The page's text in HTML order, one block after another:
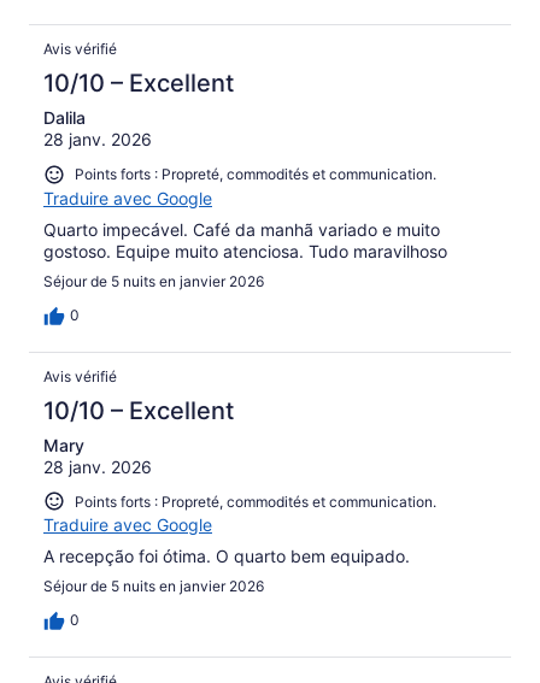
Avis vérifié
10/10 – Excellent
Dalila
28 janv. 2026
Points forts : Propreté, commodités et communication.
Traduire avec Google
Quarto impecável. Café da manhã variado e muito
gostoso. Equipe muito atenciosa. Tudo maravilhoso
Séjour de 5 nuits en janvier 2026
0
Avis vérifié
10/10 – Excellent
Mary
28 janv. 2026
Points forts : Propreté, commodités et communication.
Traduire avec Google
A recepção foi ótima. O quarto bem equipado.
Séjour de 5 nuits en janvier 2026
0